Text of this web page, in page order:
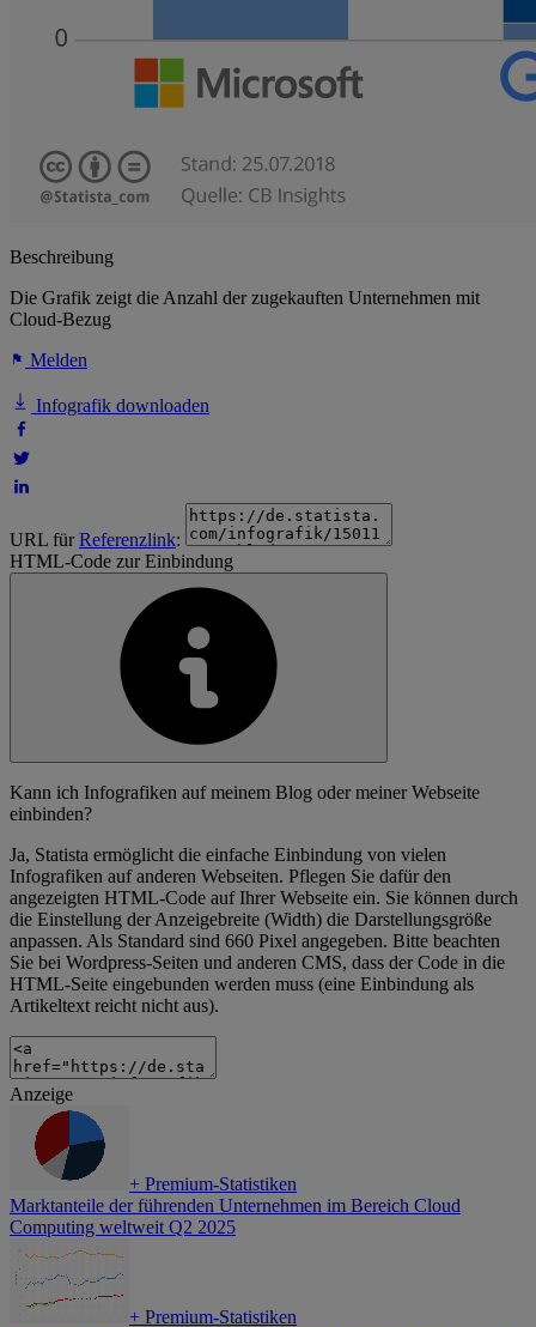
Beschreibung
Die Grafik zeigt die Anzahl der zugekauften Unternehmen mit
Cloud-Bezug
Melden
Infografik downloaden
URL fürReferenzlink:
HTML-Code zur Einbindung
Kann ich Infografiken auf meinem Blog oder meiner Webseite
einbinden?
Ja, Statista ermöglicht die einfache Einbindung von vielen
Infografiken auf anderen Webseiten. Pflegen Sie dafür den
angezeigten HTML-Code auf Ihrer Webseite ein. Sie können durch
die Einstellung der Anzeigebreite (Width) die Darstellungsgröße
anpassen. Als Standard sind 660 Pixel angegeben. Bitte beachten
Sie bei Wordpress-Seiten und anderen CMS, dass der Code in die
HTML-Seite eingebunden werden muss (eine Einbindung als
Artikeltext reicht nicht aus).
Anzeige
+ Premium-Statistiken
Marktanteile der führenden Unternehmen im Bereich Cloud
Computing weltweit Q2 2025
+ Premium-Statistiken